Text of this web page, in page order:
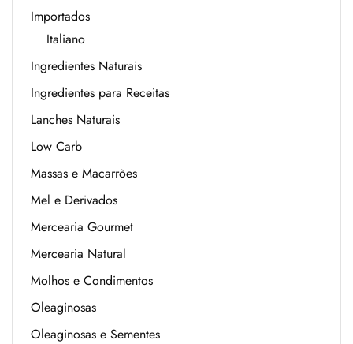
Importados
Italiano
Ingredientes Naturais
Ingredientes para Receitas
Lanches Naturais
Low Carb
Massas e Macarrões
Mel e Derivados
Mercearia Gourmet
Mercearia Natural
Molhos e Condimentos
Oleaginosas
Oleaginosas e Sementes